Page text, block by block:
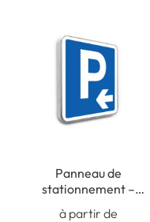
Panneau de
stationnement –
Parking Flèche à gauche
à partir de